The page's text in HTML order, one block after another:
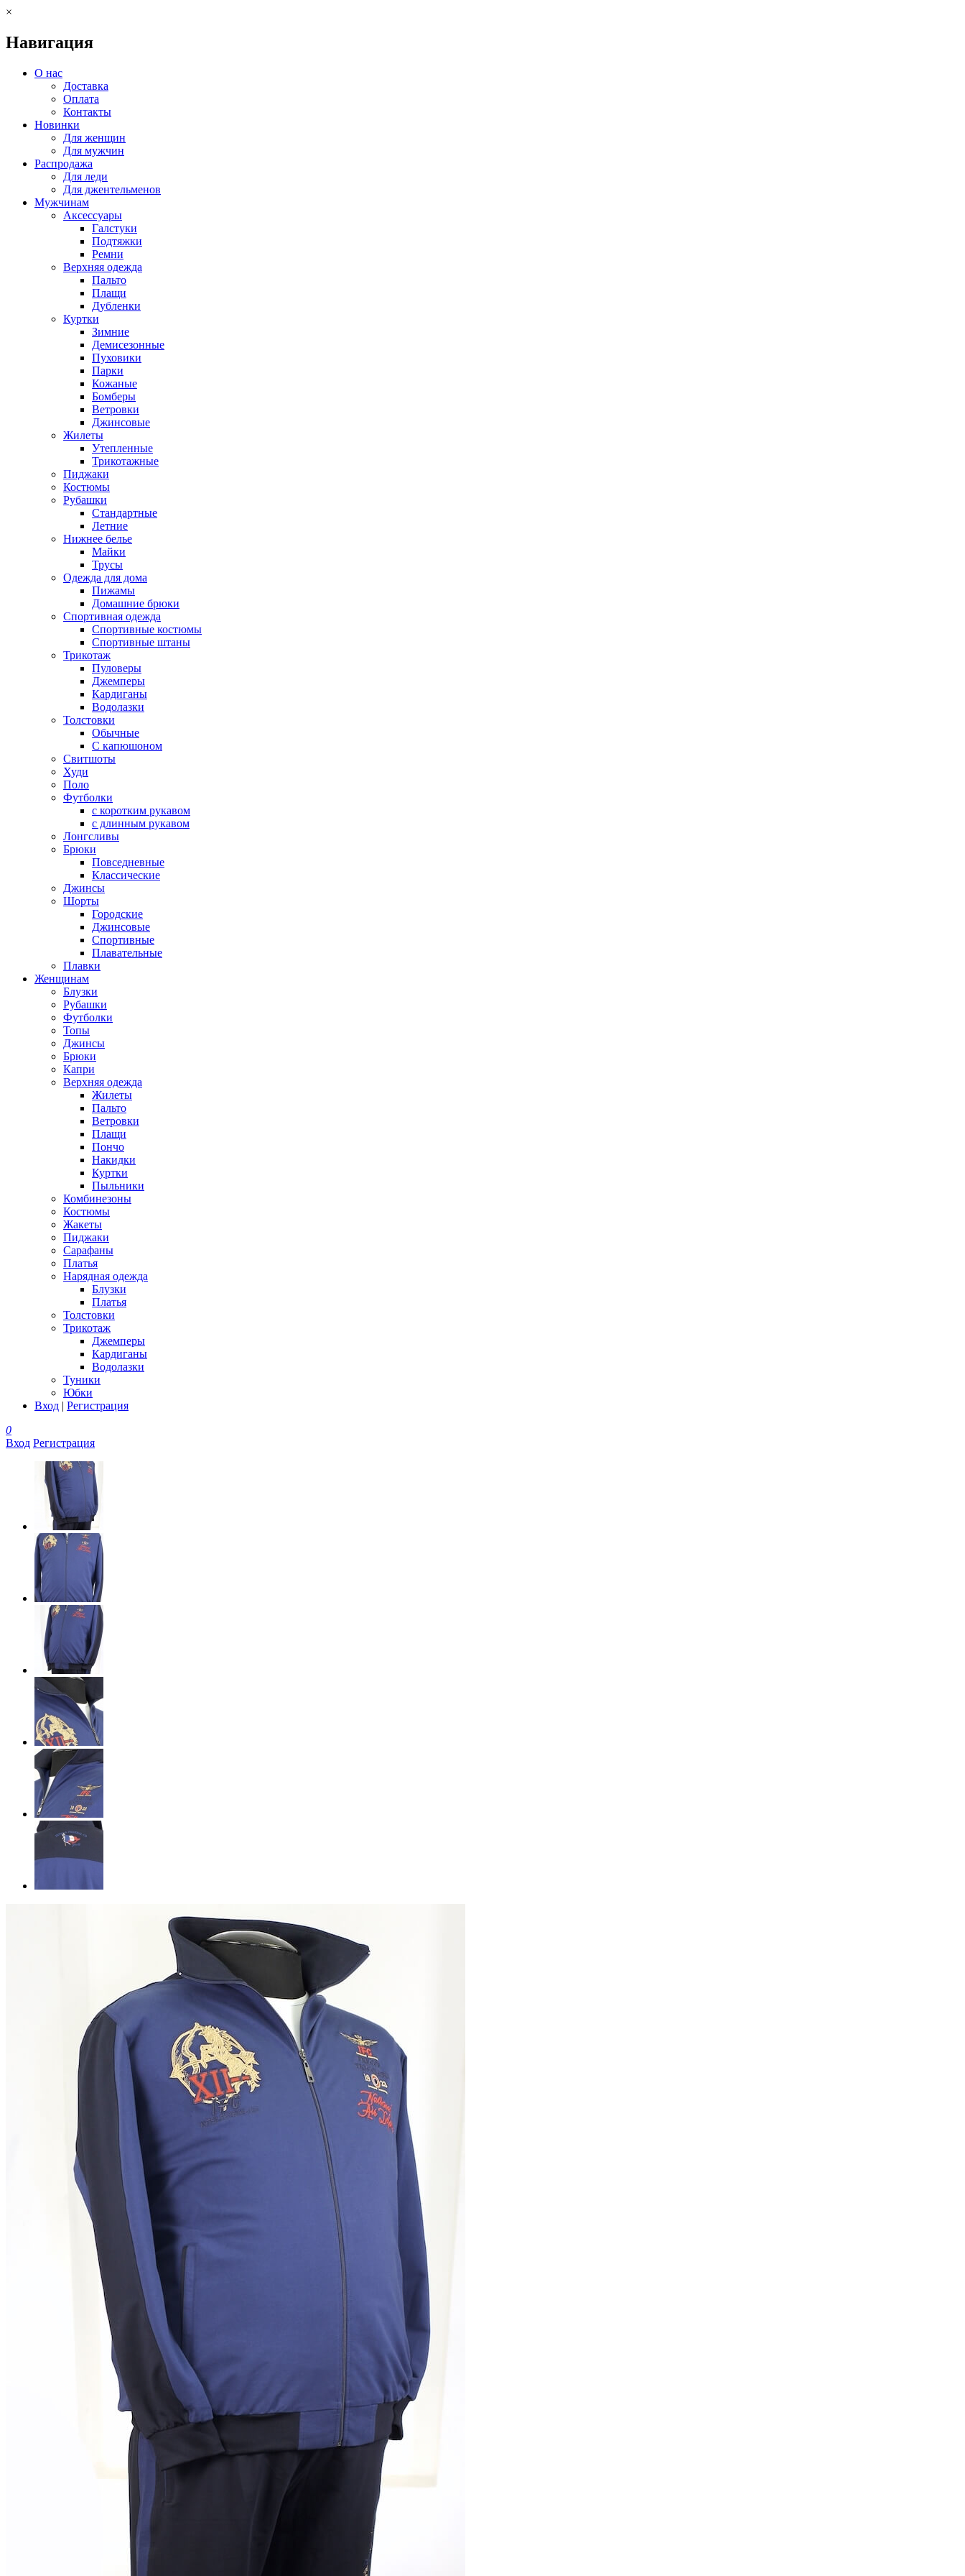
×
Навигация
О нас
Доставка
Оплата
Контакты
Новинки
Для женщин
Для мужчин
Распродажа
Для леди
Для джентельменов
Мужчинам
Аксессуары
Галстуки
Подтяжки
Ремни
Верхняя одежда
Пальто
Плащи
Дубленки
Куртки
Зимние
Демисезонные
Пуховики
Парки
Кожаные
Бомберы
Ветровки
Джинсовые
Жилеты
Утепленные
Трикотажные
Пиджаки
Костюмы
Рубашки
Стандартные
Летние
Нижнее белье
Майки
Трусы
Одежда для дома
Пижамы
Домашние брюки
Спортивная одежда
Спортивные костюмы
Спортивные штаны
Трикотаж
Пуловеры
Джемперы
Кардиганы
Водолазки
Толстовки
Обычные
С капюшоном
Свитшоты
Худи
Поло
Футболки
с коротким рукавом
с длинным рукавом
Лонгсливы
Брюки
Повседневные
Классические
Джинсы
Шорты
Городские
Джинсовые
Спортивные
Плавательные
Плавки
Женщинам
Блузки
Рубашки
Футболки
Топы
Джинсы
Брюки
Капри
Верхняя одежда
Жилеты
Пальто
Ветровки
Плащи
Пончо
Накидки
Куртки
Пыльники
Комбинезоны
Костюмы
Жакеты
Пиджаки
Сарафаны
Платья
Нарядная одежда
Блузки
Платья
Толстовки
Трикотаж
Джемперы
Кардиганы
Водолазки
Туники
Юбки
Вход | Регистрация
0
Вход Регистрация